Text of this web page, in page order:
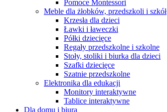
Pomoce Montessori
Meble dla żłobków, przedszkoli i szkół
Krzesła dla dzieci
Ławki i ławeczki
Półki dziecięce
Regały przedszkolne i szkolne
Stoły, stoliki i biurka dla dzieci
Szafki dziecięce
Szatnie przedszkolne
Elektronika dla edukacji
Monitory interaktywne
Tablice interaktywne
Dla domu i biura